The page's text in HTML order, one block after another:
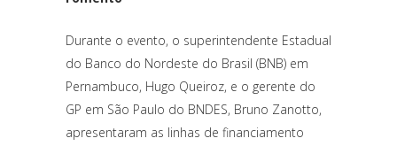
Durante o evento, o superintendente Estadual
do Banco do Nordeste do Brasil (BNB) em
Pernambuco, Hugo Queiroz, e o gerente do
GP em São Paulo do BNDES, Bruno Zanotto,
apresentaram as linhas de financiamento